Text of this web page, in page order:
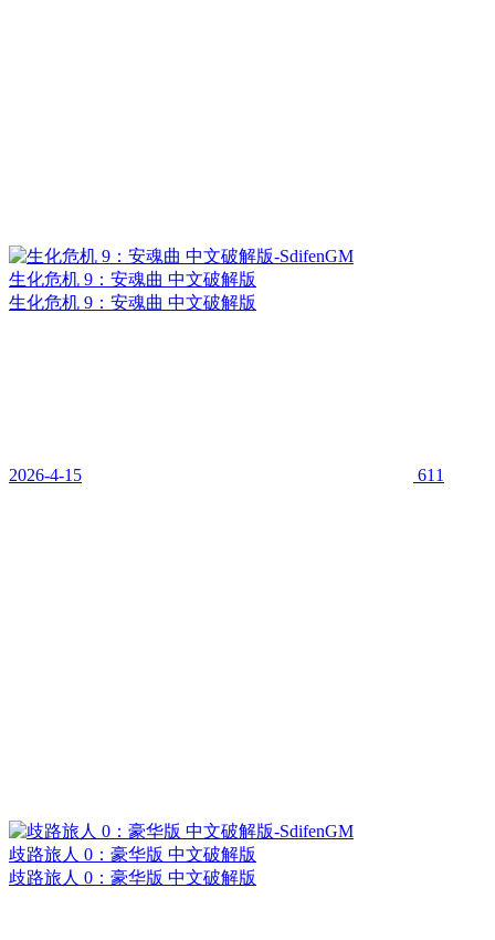
生化危机 9：安魂曲 中文破解版
生化危机 9：安魂曲 中文破解版
2026-4-15 611
歧路旅人 0：豪华版 中文破解版
歧路旅人 0：豪华版 中文破解版